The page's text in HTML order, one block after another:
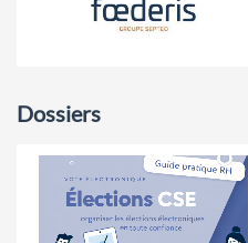
Dossiers